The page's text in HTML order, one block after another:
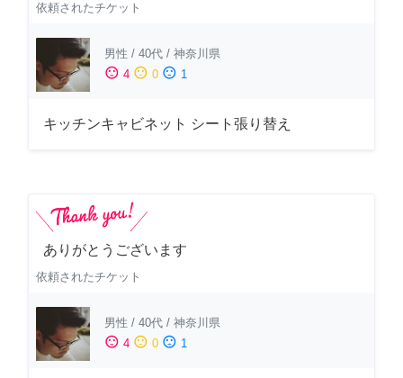
依頼されたチケット
男性 / 40代 / 神奈川県
sentiment_satisfied 4 sentiment_neutral 0 sentiment_dissatisfied 1
キッチンキャビネット シート張り替え
ありがとうございます
依頼されたチケット
男性 / 40代 / 神奈川県
sentiment_satisfied 4 sentiment_neutral 0 sentiment_dissatisfied 1